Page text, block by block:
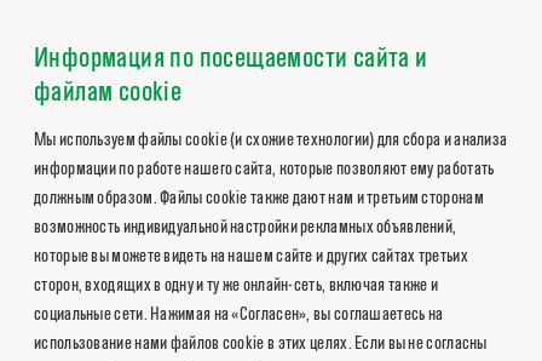
Информация по посещаемости сайта и
файлам cookie
Мы используем файлы cookie (и схожие технологии) для сбора и анализа
информации по работе нашего сайта, которые позволяют ему работать
должным образом. Файлы cookie также дают нам и третьим сторонам
возможность индивидуальной настройки рекламных объявлений,
которые вы можете видеть на нашем сайте и других сайтах третьих
сторон, входящих в одну и ту же онлайн-сеть, включая также и
социальные сети. Нажимая на «Согласен», вы соглашаетесь на
использование нами файлов cookie в этих целях. Если вы не согласны